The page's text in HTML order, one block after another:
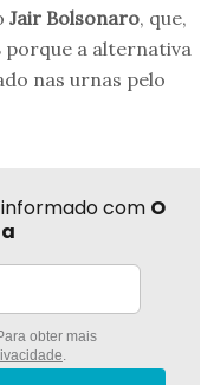
Jair Bolsonaro, que,
porque a alternativa
nas urnas pelo
com O
obter mais
.